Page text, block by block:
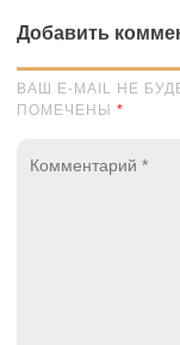
Добавить
ВАШ E-MAIL НЕ
ПОМЕЧЕНЫ *